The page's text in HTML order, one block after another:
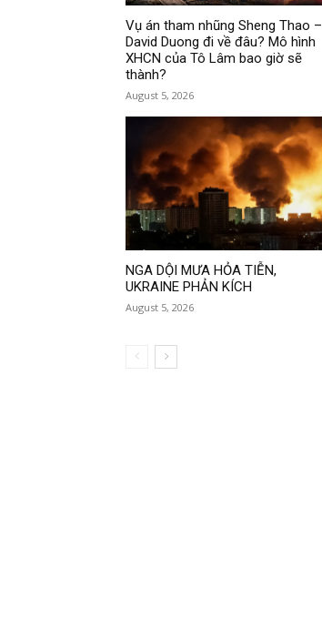
Vụ án tham nhũng Sheng Thao –
David Duong đi về đâu? Mô hình
XHCN của Tô Lâm bao giờ sẽ
thành?
August 5, 2026
NGA DỘI MƯA HỎA TIỄN,
UKRAINE PHẢN KÍCH
August 5, 2026